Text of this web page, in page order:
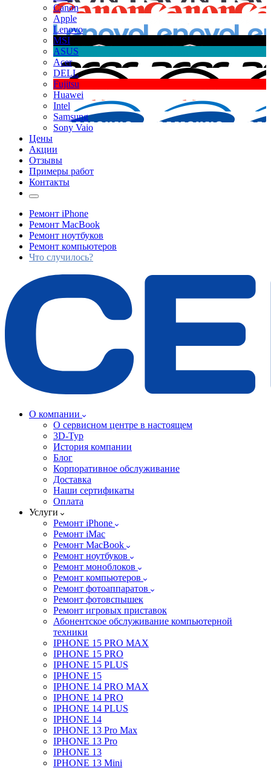
Canon
Apple
Lenovo
MSI
ASUS
Acer
DELL
Fujitsu
Huawei
Intel
Samsung
Sony Vaio
Цены
Акции
Отзывы
Примеры работ
Контакты
Ремонт iPhone
Ремонт MacBook
Ремонт ноутбуков
Ремонт компьютеров
Что случилось?
О компании
О сервисном центре в настоящем
3D-Тур
История компании
Блог
Корпоративное обслуживание
Доставка
Наши сертификаты
Оплата
Услуги
Ремонт iPhone
Ремонт iMac
Ремонт MacBook
Ремонт ноутбуков
Ремонт моноблоков
Ремонт компьютеров
Ремонт фотоаппаратов
Ремонт фотовспышек
Ремонт игровых приставок
Абонентское обслуживание компьютерной
техники
IPHONE 15 PRO MAX
IPHONE 15 PRO
IPHONE 15 PLUS
IPHONE 15
IPHONE 14 PRO MAX
IPHONE 14 PRO
IPHONE 14 PLUS
IPHONE 14
IPHONE 13 Pro Max
IPHONE 13 Pro
IPHONE 13
IPHONE 13 Mini